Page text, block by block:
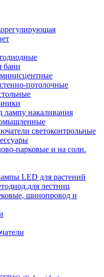
бани
потолочные
лампу накаливания
светоконтрольные
парковые и на солн.
LED для растений
лестниц
шинопровод и